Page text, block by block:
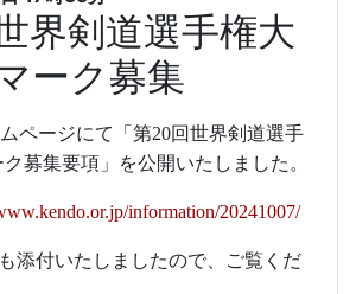
界剣道選手権大
ーク募集
ページにて「第20回世界剣道選手
募集要項」を公開いたしました。
information/20241007/
添付いたしましたので、ご覧くだ